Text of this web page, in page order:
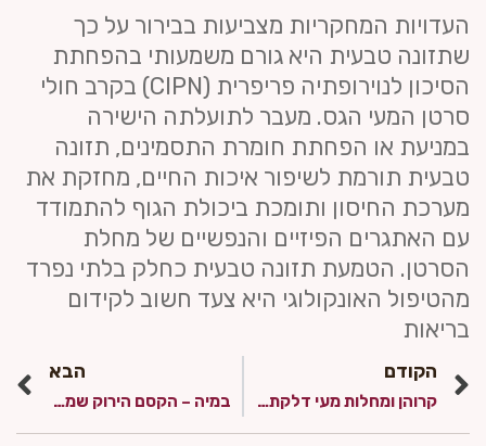
העדויות המחקריות מצביעות בבירור על כך
שתזונה טבעית היא גורם משמעותי בהפחתת
הסיכון לנוירופתיה פריפרית (CIPN) בקרב חולי
סרטן המעי הגס. מעבר לתועלתה הישירה
במניעת או הפחתת חומרת התסמינים, תזונה
טבעית תורמת לשיפור איכות החיים, מחזקת את
מערכת החיסון ותומכת ביכולת הגוף להתמודד
עם האתגרים הפיזיים והנפשיים של מחלת
הסרטן. הטמעת תזונה טבעית כחלק בלתי נפרד
מהטיפול האונקולוגי היא צעד חשוב לקידום
בריאות
הקודם
קרוהן ומחלות מעי דלקתי – טיפול אינטגרטיבי המשלב גוף, נפש ותזונה טבעית
הבא
במיה – הקסם הירוק שמעניק תמיכה תזונתית לחולים ומחלימים אונקולוגיים